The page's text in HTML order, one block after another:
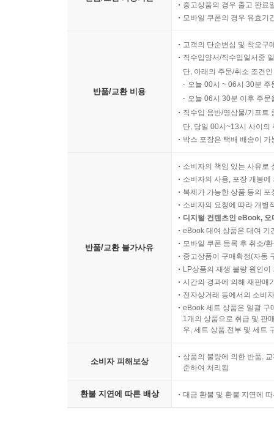
중고상품의 경우 출고 완료
모바일 쿠폰의 경우 유효기
반품/교환 비용
고객의 단순변심 및 착오구
직수입양서/직수입일서중
단, 아래의 주문/취소 조건
오늘 00시 ~ 06시 30분
오늘 06시 30분 이후 주
직수입 음반/영상물/기프트
단, 당일 00시~13시 사이의
박스 포장은 택배 배송이
반품/교환 불가사유
소비자의 책임 있는 사유로
소비자의 사용, 포장 개봉
복제가 가능한 상품 등의
소비자의 요청에 따라 개별
디지털 컨텐츠인 eBook,
eBook 대여 상품은 대여 기
모바일 쿠폰 등록 후 취소/
중고상품이 구매확정(자동
LP상품의 재생 불량 원인
시간의 경과에 의해 재판매
전자상거래 등에서의 소비
eBook 세트 상품은 일괄 구
1개의 상품으로 취급 및 판
우, 세트 상품 전부 및 세트
소비자 피해보상
상품의 불량에 의한 반품,
준하여 처리됨
환불 지연에 따른 배상 대금 환불 및 환불 지연에